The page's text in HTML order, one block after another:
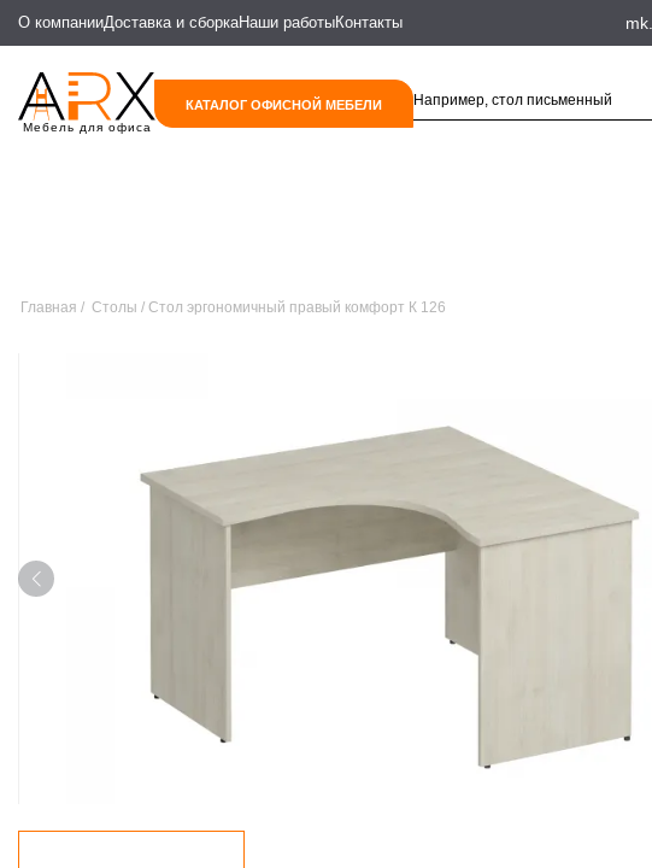
О компанииДоставка и сборкаНаши работыКонтакты
Мебель для офиса
КАТАЛОГ ОФИСНОЙ МЕБЕЛИ
Главная Столы Стол эргономичный правый комфорт К 126